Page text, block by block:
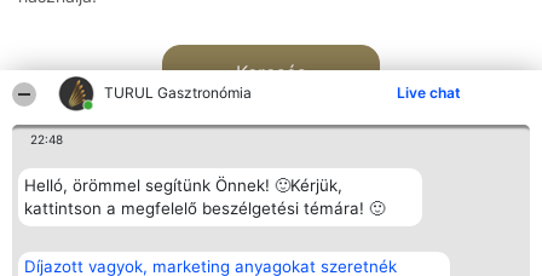
TURUL Gasztronómia Live chat
22:48
Helló, örömmel segítünk Önnek! 🙂Kérjük,
kattintson a megfelelő beszélgetési témára! 🙂
Díjazott vagyok, marketing anyagokat szeretnék
Keresés
Rangsorszervező
SC Beautiful Company S.R.L.
Népszavazás
Nyertesek
Elérhetőség
Elérhetőség